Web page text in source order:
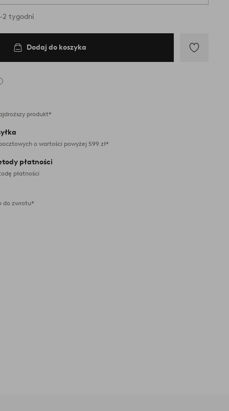
2 tygodni
Dodaj do koszyka
produkt*
o wartości powyżej 599 zł*
płatności
płatności
do zwrotu*